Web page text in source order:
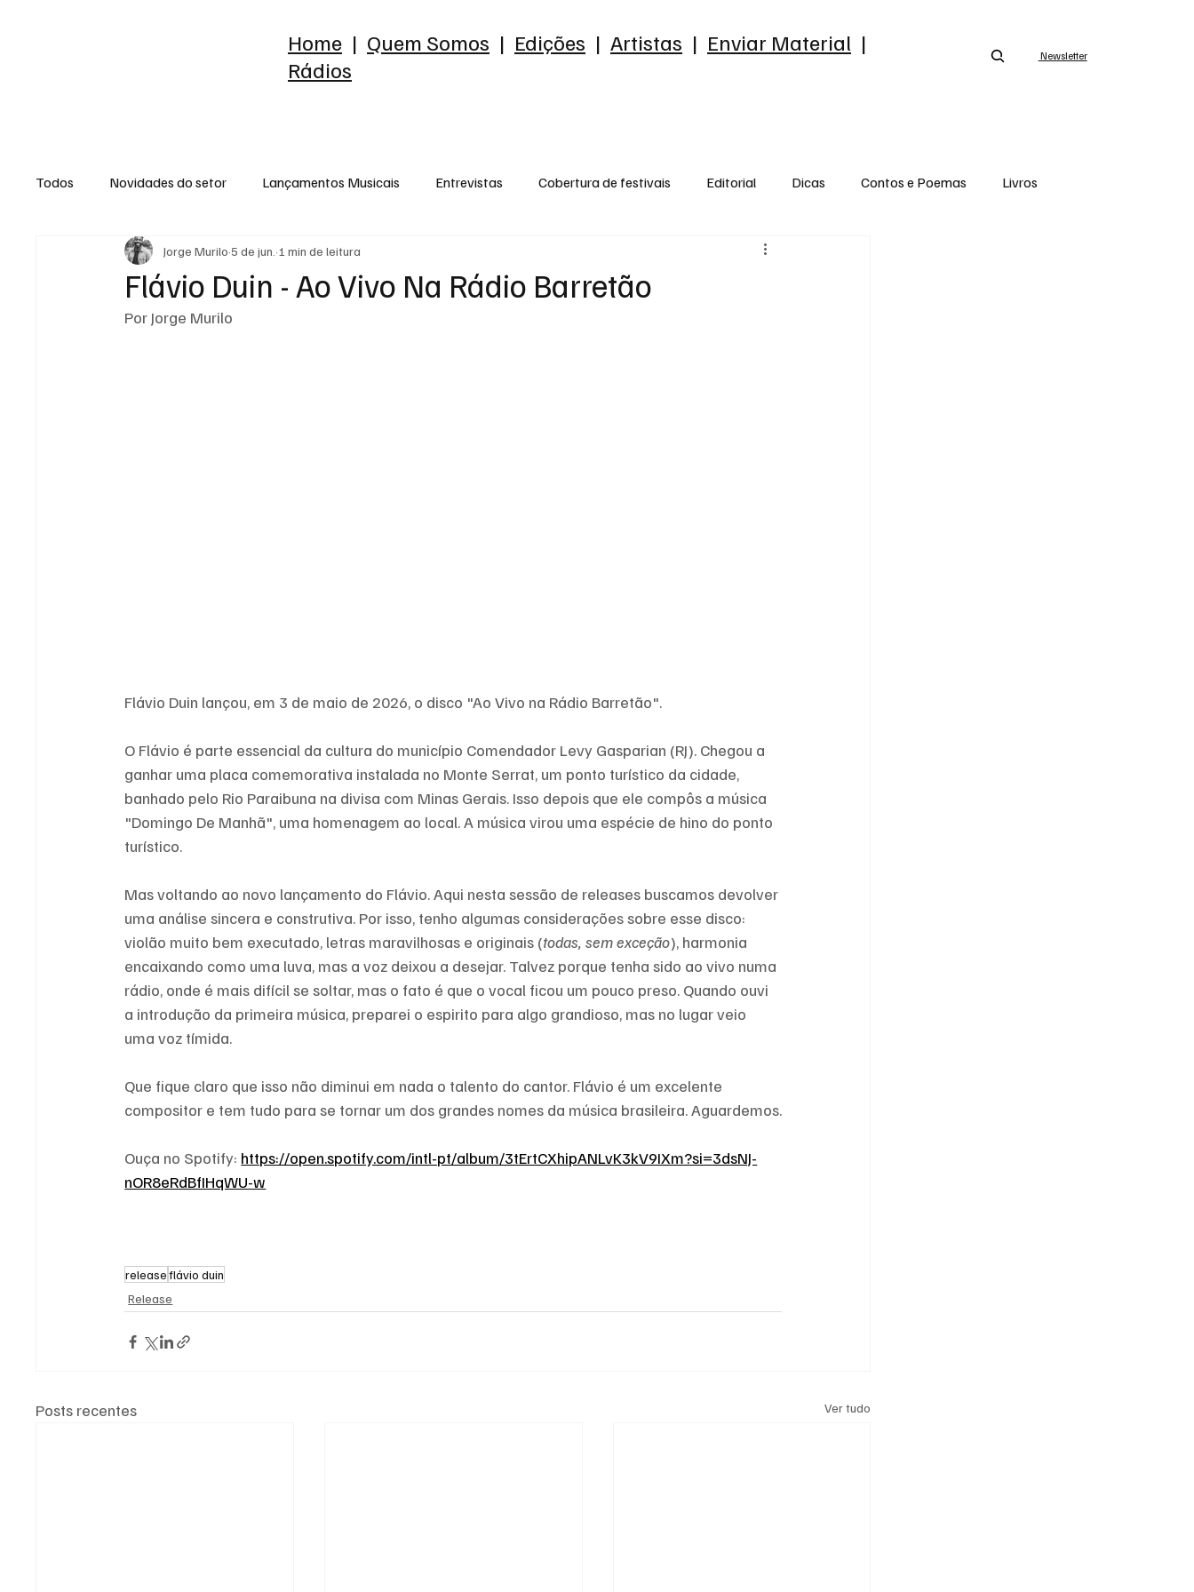
Newsletter
Home | Quem Somos | Edições | Artistas | Enviar Material |
Rádios
Todos Novidades do setor Lançamentos Musicais Entrevistas Cobertura de festivais Editorial Dicas Contos e Poemas Livros
Raio-X do Álbum Release Reflexão Opnião
Flávio Duin - Ao Vivo Na Rádio Barretão
Jorge Murilo 5 de jun. 1 min de leitura
Por Jorge Murilo
Flávio Duin lançou, em 3 de maio de 2026, o disco "Ao Vivo na Rádio Barretão".
O Flávio é parte essencial da cultura do município Comendador Levy Gasparian (RJ). Chegou a
ganhar uma placa comemorativa instalada no Monte Serrat, um ponto turístico da cidade,
banhado pelo Rio Paraibuna na divisa com Minas Gerais. Isso depois que ele compôs a música
"Domingo De Manhã", uma homenagem ao local. A música virou uma espécie de hino do ponto
turístico.
Mas voltando ao novo lançamento do Flávio. Aqui nesta sessão de releases buscamos devolver
uma análise sincera e construtiva. Por isso, tenho algumas considerações sobre esse disco:
violão muito bem executado, letras maravilhosas e originais (todas, sem exceção), harmonia
encaixando como uma luva, mas a voz deixou a desejar. Talvez porque tenha sido ao vivo numa
rádio, onde é mais difícil se soltar, mas o fato é que o vocal ficou um pouco preso. Quando ouvi
a introdução da primeira música, preparei o espirito para algo grandioso, mas no lugar veio
uma voz tímida.
Que fique claro que isso não diminui em nada o talento do cantor. Flávio é um excelente
compositor e tem tudo para se tornar um dos grandes nomes da música brasileira. Aguardemos.
Ouça no Spotify: https://open.spotify.com/intl-pt/album/3tErtCXhipANLvK3kV9IXm?si=3dsNJ-
nOR8eRdBfIHqWU-w
releaseflávio duin
Release
Posts recentes Ver tudo